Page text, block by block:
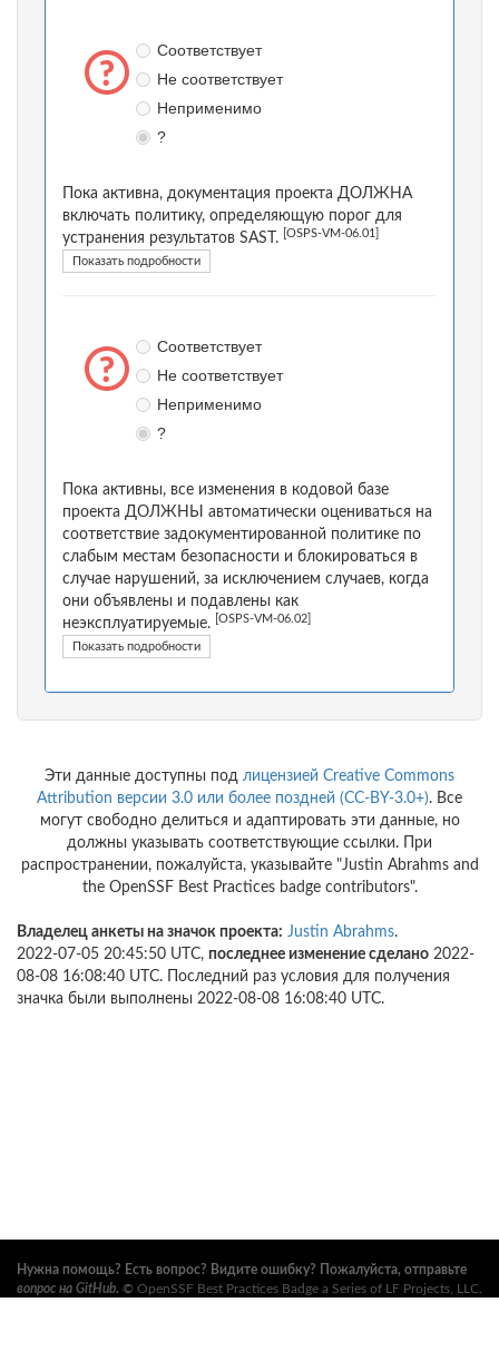
Соответствует
Не соответствует
Неприменимо
?
Пока активна, документация проекта ДОЛЖНА
включать политику, определяющую порог для
устранения результатов SAST.
[OSPS-VM-06.01]
Показать подробности
Соответствует
Не соответствует
Неприменимо
?
Пока активны, все изменения в кодовой базе
проекта ДОЛЖНЫ автоматически оцениваться на
соответствие задокументированной политике по
слабым местам безопасности и блокироваться в
случае нарушений, за исключением случаев, когда
они объявлены и подавлены как
неэксплуатируемые.
[OSPS-VM-06.02]
Показать подробности
Эти данные доступны под лицензией Creative Commons
Attribution версии 3.0 или более поздней (CC-BY-3.0+). Все
могут свободно делиться и адаптировать эти данные, но
должны указывать соответствующие ссылки. При
распространении, пожалуйста, указывайте "Justin Abrahms and
the OpenSSF Best Practices badge contributors".
Владелец анкеты на значок проекта: Justin Abrahms.
2022-07-05 20:45:50 UTC, последнее изменение сделано 2022-
08-08 16:08:40 UTC. Последний раз условия для получения
значка были выполнены 2022-08-08 16:08:40 UTC.
Нужна помощь? Есть вопрос? Видите ошибку? Пожалуйста, отправьте
вопрос на GitHub. © OpenSSF Best Practices Badge a Series of LF Projects, LLC